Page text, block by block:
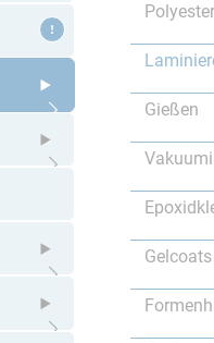
Untermenü öffnen
Untermenü öffnen
Untermenü öffnen
Gießen